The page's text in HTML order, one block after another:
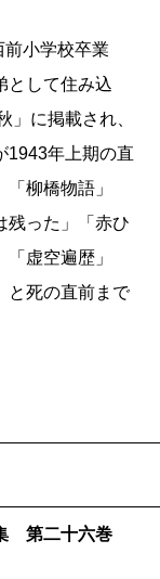
前小学校卒業
として住み込
」に掲載され、
1943年上期の直
柳橋物語」
残った」「赤ひ
虚空遍歴」
と死の直前まで
第二十六巻